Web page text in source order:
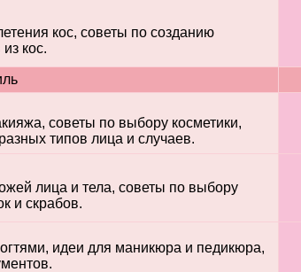
кос, советы по созданию
кос.
советы по выбору косметики,
типов лица и случаев.
лица и тела, советы по выбору
и скрабов.
идеи для маникюра и педикюра,